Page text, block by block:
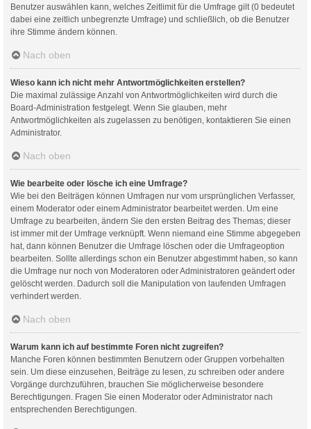
Benutzer auswählen kann, welches Zeitlimit für die Umfrage gilt (0 bedeutet
dabei eine zeitlich unbegrenzte Umfrage) und schließlich, ob die Benutzer
ihre Stimme ändern können.
Nach oben
Wieso kann ich nicht mehr Antwortmöglichkeiten erstellen?
Die maximal zulässige Anzahl von Antwortmöglichkeiten wird durch die
Board-Administration festgelegt. Wenn Sie glauben, mehr
Antwortmöglichkeiten als zugelassen zu benötigen, kontaktieren Sie einen
Administrator.
Nach oben
Wie bearbeite oder lösche ich eine Umfrage?
Wie bei den Beiträgen können Umfragen nur vom ursprünglichen Verfasser,
einem Moderator oder einem Administrator bearbeitet werden. Um eine
Umfrage zu bearbeiten, ändern Sie den ersten Beitrag des Themas; dieser
ist immer mit der Umfrage verknüpft. Wenn niemand eine Stimme abgegeben
hat, dann können Benutzer die Umfrage löschen oder die Umfrageoption
bearbeiten. Sollte allerdings schon ein Benutzer abgestimmt haben, so kann
die Umfrage nur noch von Moderatoren oder Administratoren geändert oder
gelöscht werden. Dadurch soll die Manipulation von laufenden Umfragen
verhindert werden.
Nach oben
Warum kann ich auf bestimmte Foren nicht zugreifen?
Manche Foren können bestimmten Benutzern oder Gruppen vorbehalten
sein. Um diese einzusehen, Beiträge zu lesen, zu schreiben oder andere
Vorgänge durchzuführen, brauchen Sie möglicherweise besondere
Berechtigungen. Fragen Sie einen Moderator oder Administrator nach
entsprechenden Berechtigungen.